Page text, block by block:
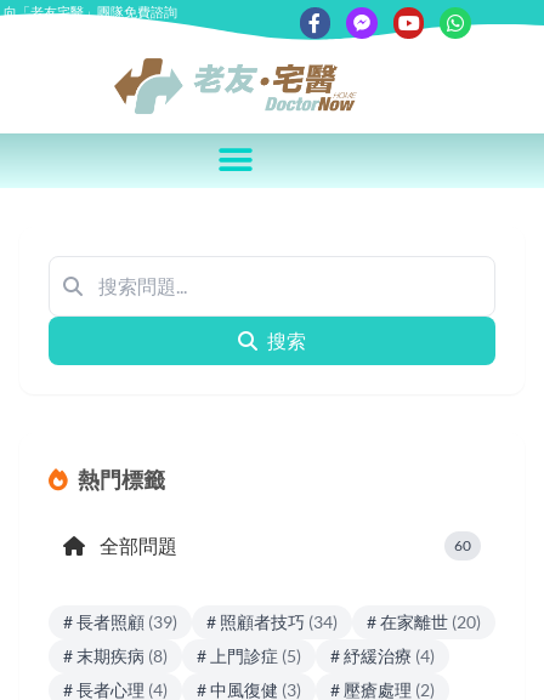
向「老友宅醫」團隊免費諮詢
搜索
熱門標籤
全部問題 60
# 長者照顧 (39) # 照顧者技巧 (34) # 在家離世 (20)
# 末期疾病 (8) # 上門診症 (5) # 紓緩治療 (4)
# 長者心理 (4) # 中風復健 (3) # 壓瘡處理 (2)